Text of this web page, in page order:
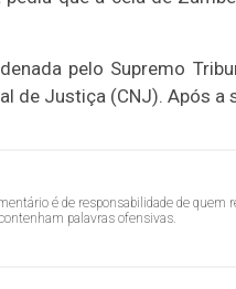
pelo Supremo
de Justiça (CNJ). Após
é de responsabilidade de
palavras ofensivas.